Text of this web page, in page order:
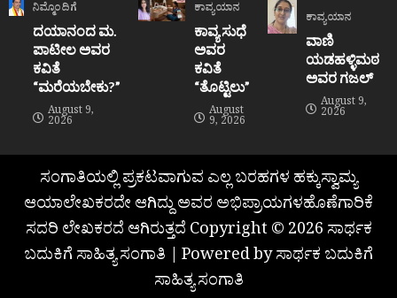
ನಿಮ್ಮೊಂದಿಗೆ
ದಯಾನಂದ ಮ.
ಪಾಟೀಲ ಅವರ
ಕವಿತೆ
“ಮರೆಯಬೇಕು?”
August 9,
2026
ಕಾವ್ಯಯಾನ
ಕಾವ್ಯ ಸುಧೆ
ಅವರ
ಕವಿತೆ
“ತೊಟ್ಟಿಲು”
August
9, 2026
ಕಾವ್ಯಯಾನ
ವಾಣಿ
ಯಡಹಳ್ಳಿಮಠ
ಅವರ ಗಜಲ್
August 9,
2026
ಸಂಗಾತಿಯಲ್ಲಿ ಪ್ರಕಟವಾಗುವ ಎಲ್ಲ ಬರಹಗಳ ಹಕ್ಕುಸ್ವಾಮ್ಯ
ಆಯಾಲೇಖಕರದೇ ಆಗಿದ್ದು ಅವರ ಅಭಿಪ್ರಾಯಗಳಹೊಣೆಗಾರಿಕೆ
ಸದರಿ ಲೇಖಕರದೆ ಆಗಿರುತ್ತದೆ Copyright © 2026 ಸಾರ್ಥಕ
ಬದುಕಿಗೆ ಸಾಹಿತ್ಯ ಸಂಗಾತಿ | Powered by ಸಾರ್ಥಕ ಬದುಕಿಗೆ
ಸಾಹಿತ್ಯ ಸಂಗಾತಿ